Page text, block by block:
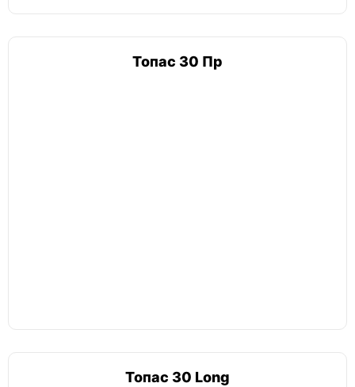
Топас 30 Пр
Топас 30 Long